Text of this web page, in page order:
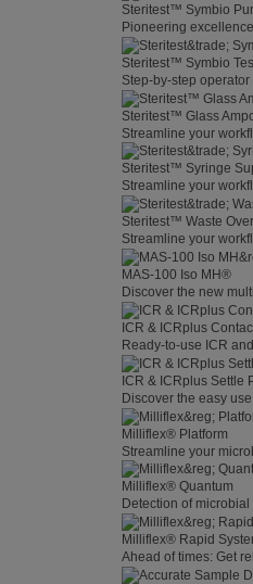
Steritest™ Symbio
Pioneering
Steritest™ Symbio
Step-by-step
Steritest™ Glass
Streamline your
Steritest™ Syringe
Streamline your
Steritest™ Waste
Streamline your
MAS-100 Iso MH®
Discover the new
ICR & ICRplus
Ready-to-use ICR
ICR & ICRplus Settle
Discover the easy
Milliflex® Platform
Streamline your
Milliflex® Quantum
Detection of
Milliflex® Rapid
Ahead of times: Get